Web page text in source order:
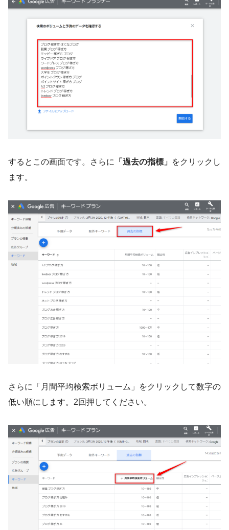
するとこの画面です。さらに 「過去の指標」 をクリックし
ます。
さらに「月間平均検索ボリューム」をクリックして数字の
低い順にします。2回押してください。